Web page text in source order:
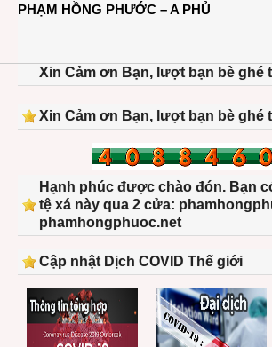
PHẠM HỒNG PHƯỚC – A PHỦ
Xin Cảm ơn Bạn, lượt bạn bè ghé
Xin Cảm ơn Bạn, lượt bạn bè ghé
Hạnh phúc được chào đón. Bạn
tệ xá này qua 2 cửa:
phamhongphuoc.net
Cập nhật Dịch COVID Thế giới